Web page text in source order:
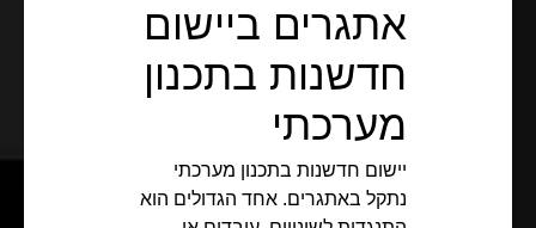
אתגרים ביישום
חדשנות בתכנון
מערכתי
יישום חדשנות בתכנון מערכתי
נתקל באתגרים. אחד הגדולים הוא